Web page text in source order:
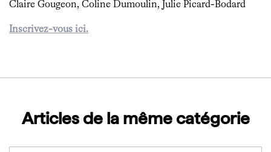
Claire Gougeon, Coline Dumoulin, Julie Picard-Bodard
Inscrivez-vous ici.
Articles de la même catégorie